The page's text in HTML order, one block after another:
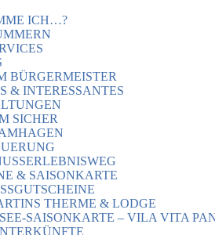
ICH…?
BÜRGERMEISTER
& INTERESSANTES
SICHER
& SAISONKARTE
THERME & LODGE
SAISONKARTE – VILA VITA